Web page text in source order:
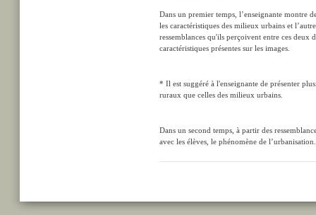
Dans un premier temps, l’enseignante montre
les caractéristiques des milieux urbains et
ressemblances qu'ils perçoivent entre ces deux
caractéristiques présentes sur les images.
* Il est suggéré à l'enseignante de présenter
ruraux que celles des milieux urbains.
Dans un second temps, à partir des
avec les élèves, le phénomène de l’urbanisation.